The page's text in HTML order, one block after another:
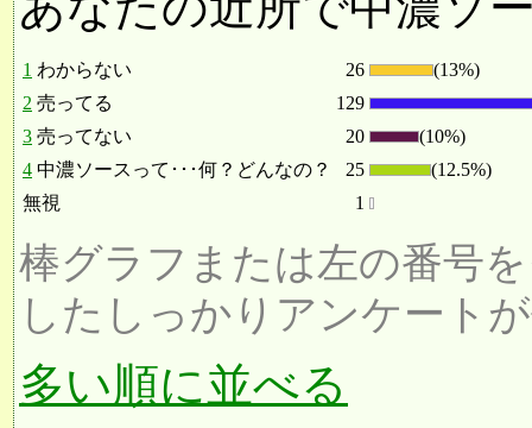
1 わからない 26
(13%)
2 売ってる
129
3 売ってない 20
(10%)
4 中濃ソースって･･･何？どんなの？ 25
(12.5%)
無視
1
棒グラフまたは左の番号
したしっかりアンケート
多い順に並べる